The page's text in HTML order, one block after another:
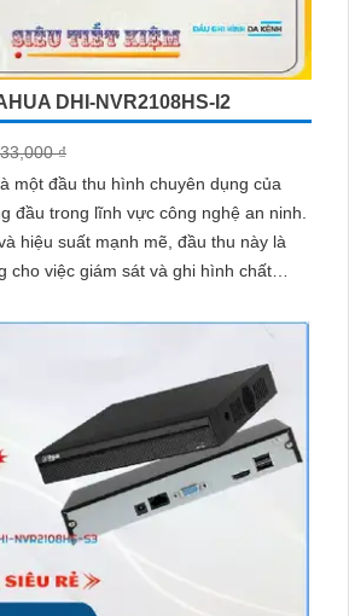
DHI-NVR2108HS-I2
₫
một đầu thu hình chuyên dụng của
đầu trong lĩnh vực công nghệ an ninh.
hiệu suất mạnh mẽ, đầu thu này là
cho việc giám sát và ghi hình chất